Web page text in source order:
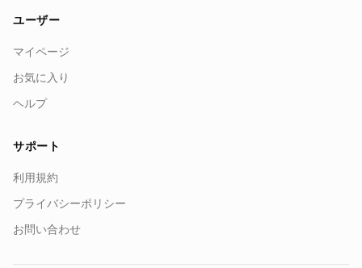
ユーザー
マイページ
お気に入り
ヘルプ
サポート
利用規約
プライバシーポリシー
お問い合わせ